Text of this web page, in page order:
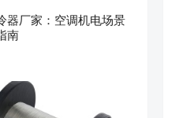
器厂家：空调机电场景
南